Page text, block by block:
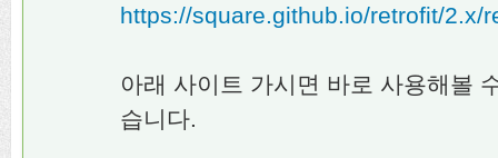
https://square.github.io/retrofit/2.x/
아래 사이트 가시면 바로 사용해볼
습니다.